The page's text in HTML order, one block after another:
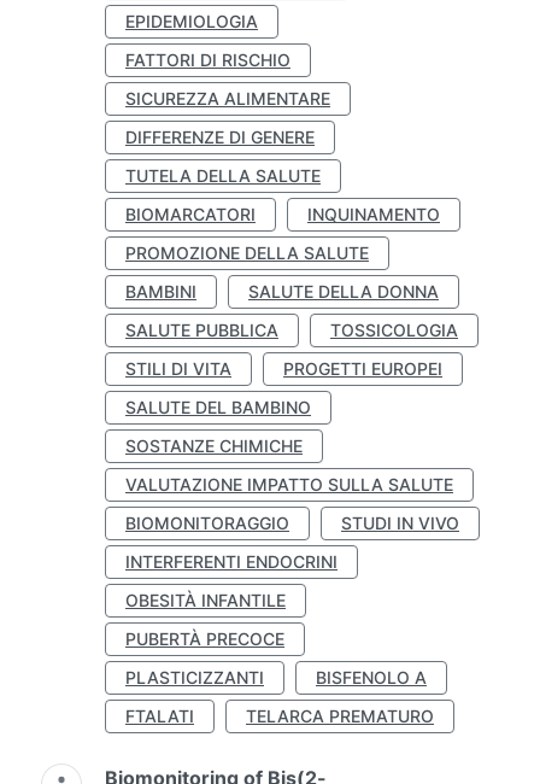
EPIDEMIOLOGIA
FATTORI DI RISCHIO
SICUREZZA ALIMENTARE
DIFFERENZE DI GENERE
TUTELA DELLA SALUTE
BIOMARCATORI
INQUINAMENTO
PROMOZIONE DELLA SALUTE
BAMBINI
SALUTE DELLA DONNA
SALUTE PUBBLICA
TOSSICOLOGIA
STILI DI VITA
PROGETTI EUROPEI
SALUTE DEL BAMBINO
SOSTANZE CHIMICHE
VALUTAZIONE IMPATTO SULLA SALUTE
BIOMONITORAGGIO
STUDI IN VIVO
INTERFERENTI ENDOCRINI
OBESITÀ INFANTILE
PUBERTÀ PRECOCE
PLASTICIZZANTI
BISFENOLO A
FTALATI
TELARCA PREMATURO
Biomonitoring of Bis(2-